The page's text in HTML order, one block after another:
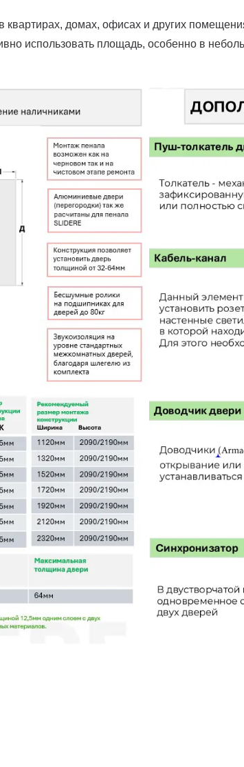
домах, офисах и других
использовать площадь, особенно в